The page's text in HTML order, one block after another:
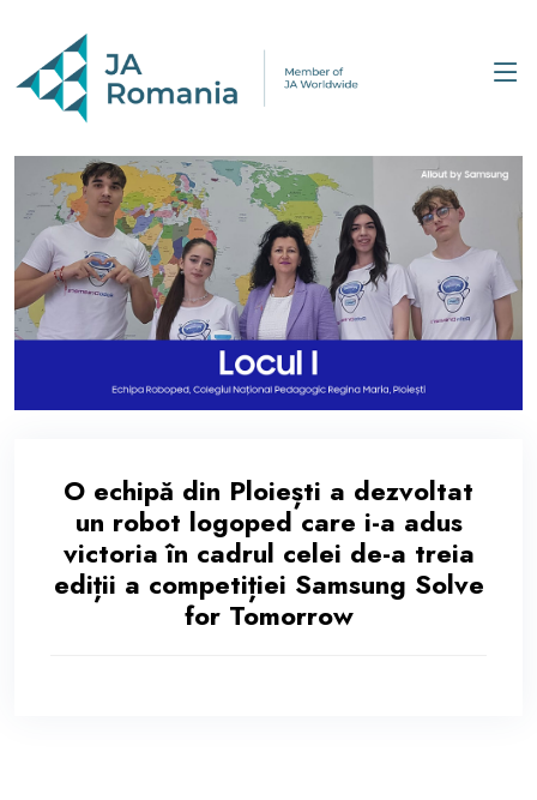
O echipă din Ploiești a dezvoltat
un robot logoped care i-a adus
victoria în cadrul celei de-a treia
ediții a competiției Samsung Solve
for Tomorrow